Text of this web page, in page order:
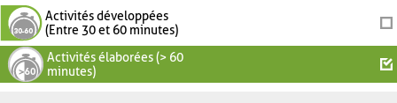
Activités développées
(Entre 30 et 60 minutes)
Activités élaborées (> 60
minutes)